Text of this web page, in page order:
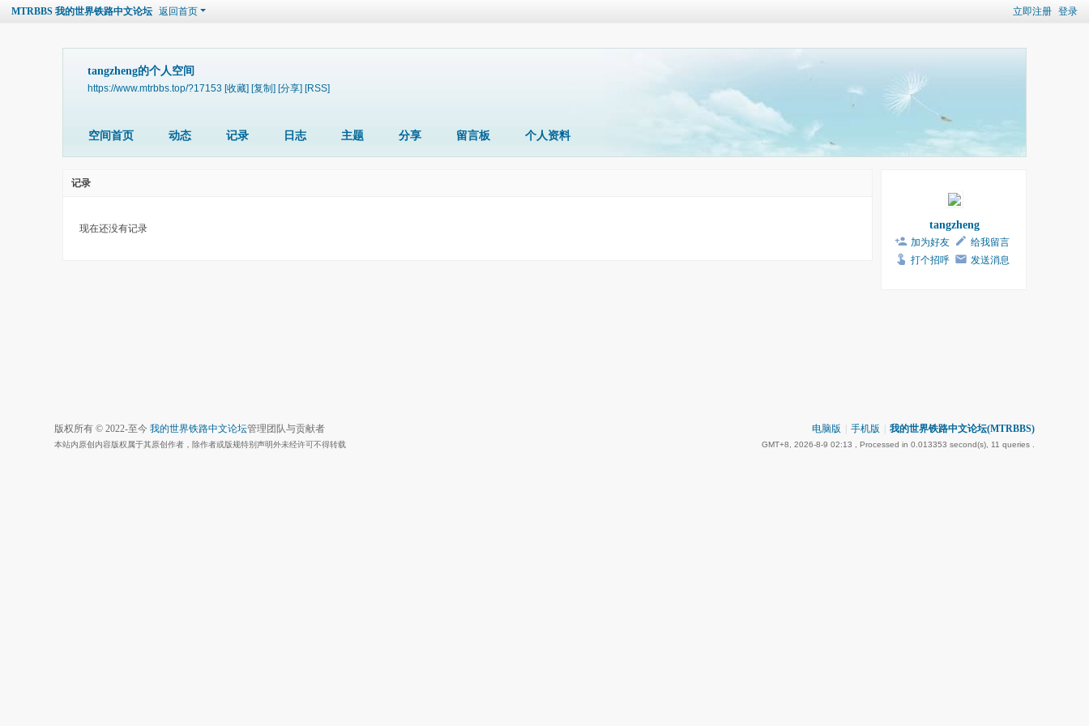
立即注册 登录
MTRBBS 我的世界铁路中文论坛 返回首页
tangzheng的个人空间
https://www.mtrbbs.top/?17153 [收藏] [复制] [分享] [RSS]
空间首页 动态 记录 日志 主题 分享 留言板 个人资料
记录
现在还没有记录 tangzheng
加为好友
给我留言
打个招呼
发送消息
电脑版 手机版 我的世界铁路中文论坛(MTRBBS)
GMT+8, 2026-8-9 02:13 , Processed in 0.013353 second(s), 11 queries .
版权所有 © 2022-至今 我的世界铁路中文论坛管理团队与贡献者
本站内原创内容版权属于其原创作者，除作者或版规特别声明外未经许可不得转载